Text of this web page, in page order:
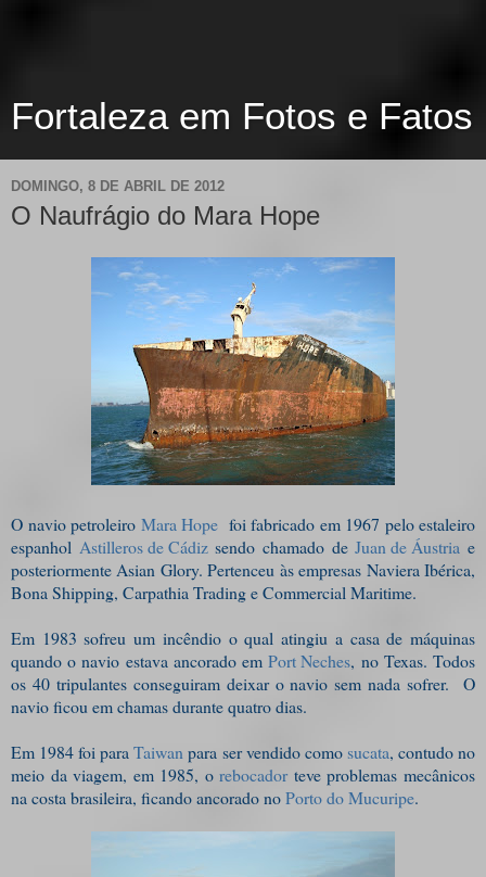
Fortaleza em Fotos e Fatos
DOMINGO, 8 DE ABRIL DE 2012
O Naufrágio do Mara Hope
O navio petroleiro Mara Hopefoi fabricado em 1967 pelo estaleiro
espanhol Astilleros de Cádizsendo chamado deJuan de Áustria e
posteriormente Asian Glory. Pertenceu às empresas Naviera Ibérica,
Bona Shipping, Carpathia Trading e Commercial Maritime.
Em 1983 sofreu um incêndio o qual atingiu a casa de máquinas
quando o navio estava ancorado emPort Neches, no Texas. Todos
os 40 tripulantes conseguiram deixar o navio sem nada sofrer. O
navio ficou em chamas durante quatro dias.
Em 1984 foi paraTaiwan para ser vendido comosucata, contudo no
meio da viagem, em 1985, orebocador teve problemas mecânicos
na costa brasileira, ficando ancorado noPorto do Mucuripe.